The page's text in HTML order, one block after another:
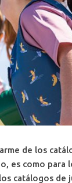
de los
es como para
catálogos de